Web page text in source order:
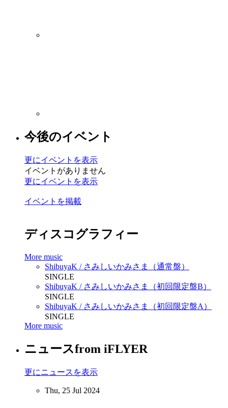
今後のイベント
更にイベントを表示
イベントがありません
更にイベントを表示
イベントを掲載
ディスコグラフィー
More music
ShibuyaK / さみしいかみさま（通常盤）
SINGLE
ShibuyaK / さみしいかみさま（初回限定盤B）
SINGLE
ShibuyaK / さみしいかみさま（初回限定盤A）
SINGLE
More music
ニュースfrom iFLYER
更にニュースを表示
Thu, 25 Jul 2024